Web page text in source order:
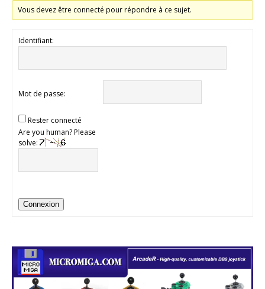
Vous devez être connecté pour répondre à ce sujet.
Identifiant:
Mot de passe:
Rester connecté
Are you human? Please
solve:
Connexion